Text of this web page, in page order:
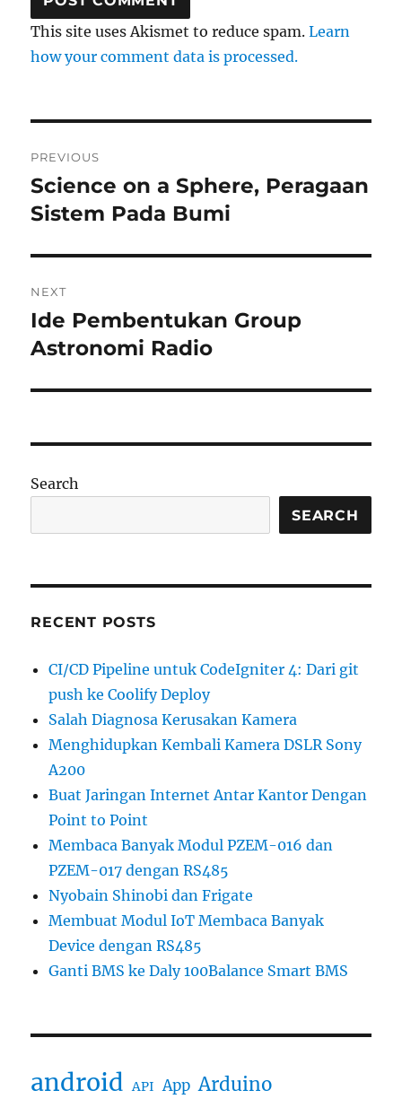
This site uses Akismet to reduce spam.Learn
how your comment data is processed.
navigation
PREVIOUS
Previous
post:
Science on a Sphere, Peragaan
Sistem Pada Bumi
NEXT
Next
post:
Ide Pembentukan Group
Astronomi Radio
Search
SEARCH
RECENT POSTS
CI/CD Pipeline untuk CodeIgniter 4: Dari git
push ke Coolify Deploy
Salah Diagnosa Kerusakan Kamera
Menghidupkan Kembali Kamera DSLR Sony
A200
Buat Jaringan Internet Antar Kantor Dengan
Point to Point
Membaca Banyak Modul PZEM-016 dan
PZEM-017 dengan RS485
Nyobain Shinobi dan Frigate
Membuat Modul IoT Membaca Banyak
Device dengan RS485
Ganti BMS ke Daly 100Balance Smart BMS
android API App Arduino